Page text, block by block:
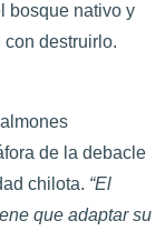
bosque nativo y
destruirlo.
de la debacle
chilota. “El
que adaptar su